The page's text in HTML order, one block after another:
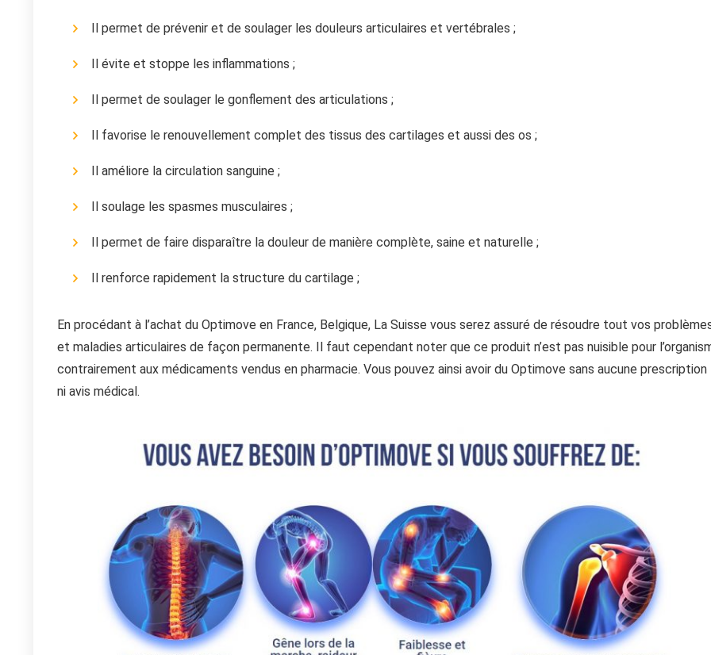
Il permet de prévenir et de soulager les douleurs articulaires et vertébrales ;
Il évite et stoppe les inflammations ;
Il permet de soulager le gonflement des articulations ;
Il favorise le renouvellement complet des tissus des cartilages et aussi des os ;
Il améliore la circulation sanguine ;
Il soulage les spasmes musculaires ;
Il permet de faire disparaître la douleur de manière complète, saine et naturelle ;
Il renforce rapidement la structure du cartilage ;
En procédant à l’achat du Optimove en France, Belgique, La Suisse vous serez assuré de résoudre tout vos
et maladies articulaires de façon permanente. Il faut cependant noter que ce produit n’est pas nuisible pour
contrairement aux médicaments vendus en pharmacie. Vous pouvez ainsi avoir du Optimove sans aucune prescription
ni avis médical.